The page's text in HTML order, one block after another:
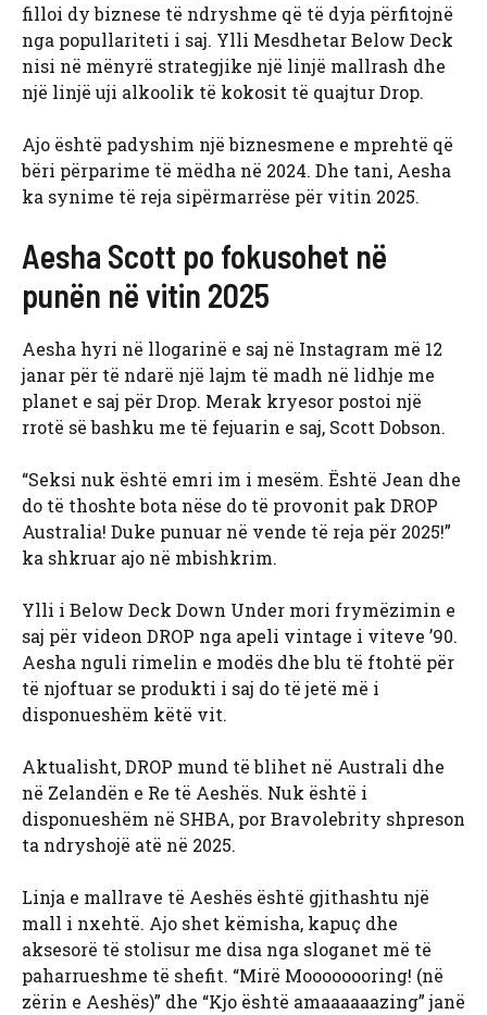
filloi dy biznese të ndryshme që të dyja përfitojnë
nga popullariteti i saj. Ylli Mesdhetar Below Deck
nisi në mënyrë strategjike një linjë mallrash dhe
një linjë uji alkoolik të kokosit të quajtur Drop.
Ajo është padyshim një biznesmene e mprehtë që
bëri përparime të mëdha në 2024. Dhe tani, Aesha
ka synime të reja sipërmarrëse për vitin 2025.
Aesha Scott po fokusohet në
punën në vitin 2025
Aesha hyri në llogarinë e saj në Instagram më 12
janar për të ndarë një lajm të madh në lidhje me
planet e saj për Drop. Merak kryesor postoi një
rrotë së bashku me të fejuarin e saj, Scott Dobson.
“Seksi nuk është emri im i mesëm. Është Jean dhe
do të thoshte bota nëse do të provonit pak DROP
Australia! Duke punuar në vende të reja për 2025!”
ka shkruar ajo në mbishkrim.
Ylli i Below Deck Down Under mori frymëzimin e
saj për videon DROP nga apeli vintage i viteve ’90.
Aesha nguli rimelin e modës dhe blu të ftohtë për
të njoftuar se produkti i saj do të jetë më i
disponueshëm këtë vit.
Aktualisht, DROP mund të blihet në Australi dhe
në Zelandën e Re të Aeshës. Nuk është i
disponueshëm në SHBA, por Bravolebrity shpreson
ta ndryshojë atë në 2025.
Linja e mallrave të Aeshës është gjithashtu një
mall i nxehtë. Ajo shet këmisha, kapuç dhe
aksesorë të stolisur me disa nga sloganet më të
paharrueshme të shefit. “Mirë Moooooooring! (në
zërin e Aeshës)” dhe “Kjo është amaaaaaazing” janë